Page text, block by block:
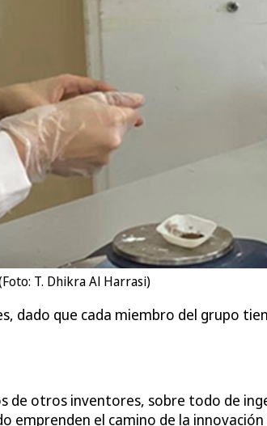
T. Dhikra Al Harrasi)
dado que cada miembro del grupo
de otros inventores, sobre todo de
emprenden el camino de la